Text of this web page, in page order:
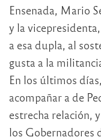
Ensenada, Mario
y la
a esa dupla, al
gusta a la
En los últimos
acompañar a de
estrecha relación,
los Gobernadores